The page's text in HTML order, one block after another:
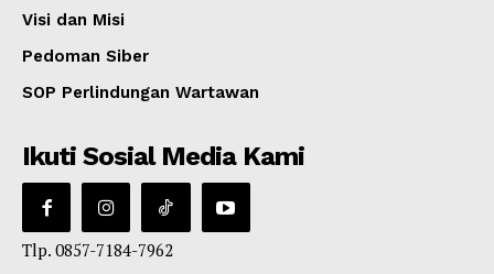
Visi dan Misi
Pedoman Siber
SOP Perlindungan Wartawan
Ikuti Sosial Media Kami
Tlp. 0857-7184-7962